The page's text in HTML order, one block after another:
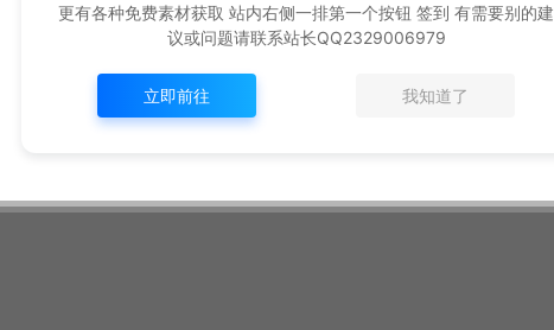
坐骑展示
千城
坐骑展示
更有各种免费素材获取 站内右侧一排第一个按钮 签到 有需要别的建
议或问题请联系站长QQ2329006979
立即前往 我知道了